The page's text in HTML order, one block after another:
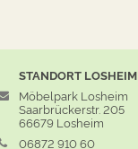
STANDORT LOSHEIM
Möbelpark Losheim
Saarbrückerstr. 205
66679 Losheim
06872 910 60